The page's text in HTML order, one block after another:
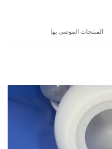
المنتجات الموصى بها